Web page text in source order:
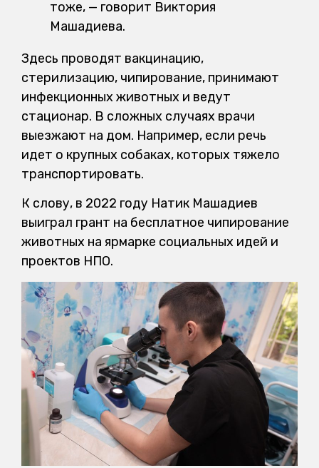
тоже, — говорит Виктория
Машадиева.
Здесь проводят вакцинацию,
стерилизацию, чипирование, принимают
инфекционных животных и ведут
стационар. В сложных случаях врачи
выезжают на дом. Например, если речь
идет о крупных собаках, которых тяжело
транспортировать.
К слову, в 2022 году Натик Машадиев
выиграл грант на бесплатное чипирование
животных на ярмарке социальных идей и
проектов НПО.